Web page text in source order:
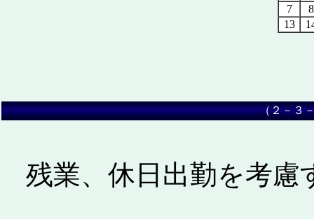
7
8
13
（２－
残業、休日出勤を考